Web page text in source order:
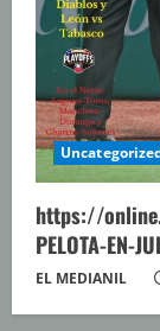
https://
PELOTA-EN-
EL MEDIANIL